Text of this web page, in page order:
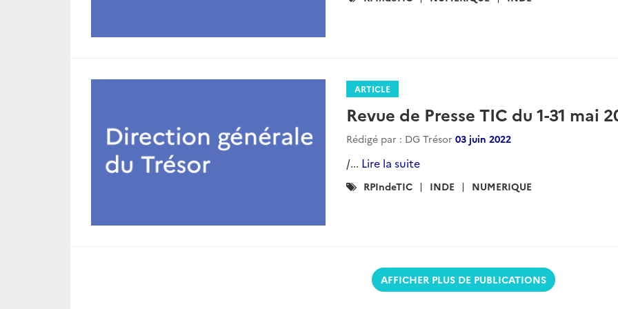
ARTICLE
Revue de Presse TIC du 1-31 mai
Rédigé par : DG Trésor 03 juin 2022
/... Lire la suite
Catégories
RPIndeTIC INDE NUMERIQUE
AFFICHER PLUS DE PUBLICATIONS